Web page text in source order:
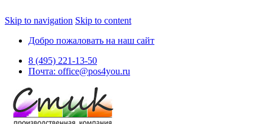
Skip to navigation Skip to content
Добро пожаловать на наш сайт
8 (495) 221-13-50
Почта: office@pos4you.ru